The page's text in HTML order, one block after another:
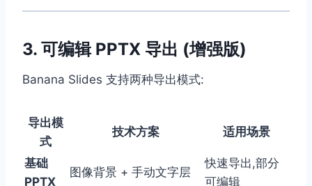
3. 可编辑 PPTX 导出 (增强版)
Banana Slides 支持两种导出模式:
导出模
式
技术方案 适用场景
基础
PPTX
图像背景 + 手动文字层
快速导出,部分
可编辑